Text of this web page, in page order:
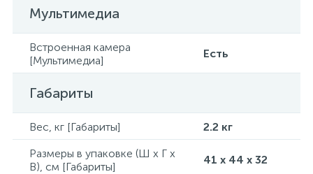
Мультимедиа
Встроенная камера
[Мультимедиа]
Есть
Габариты
Вес, кг [Габариты]
2.2 кг
Размеры в упаковке (Ш x Г x
В), см [Габариты]
41 x 44 x 32